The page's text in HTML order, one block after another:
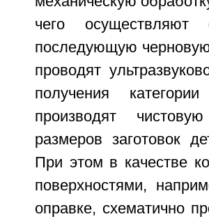
чего
последующую
проводят
получения
производят
размеров заготовок
При этом в качестве
поверхностями,
оправке, схематично